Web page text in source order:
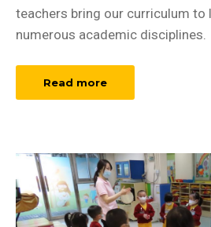
teachers bring our curriculum to
numerous academic disciplines.
Read more